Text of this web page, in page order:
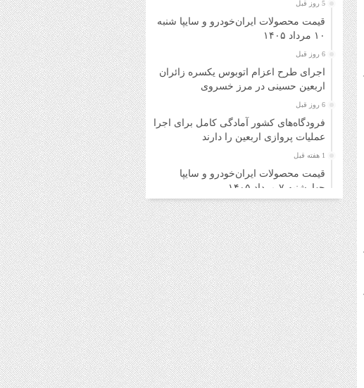
5 روز قبل
قیمت محصولات ایران‌خودرو و سایپا شنبه
۱۰ مرداد ۱۴۰۵
6 روز قبل
اجرای طرح اعزام اتوبوس یکسره زائران
اربعین حسینی در مرز خسروی
6 روز قبل
فرودگاه‌های کشور آمادگی کامل برای اجرای
عملیات پروازی اربعین را دارند
1 هفته قبل
قیمت محصولات ایران‌خودرو و سایپا
چهارشنبه ۷ مرداد ۱۴۰۵
1 هفته قبل
قیمت محصولات ایران‌خودرو و سایپا
سه‌شنبه ۶ مرداد ۱۴۰۵
1 هفته قبل
خرید اینترنتی بلیت اتوبوس برای برگشت
زائران امکان‌پذیر شد
1 هفته قبل
قیمت روز محصولات ایران‌خودرو و سایپا
دوشنبه ۵ مرداد ۱۴۰۵
1 هفته قبل
قیمت محصولات ایران‌خودرو و سایپا یکشنبه